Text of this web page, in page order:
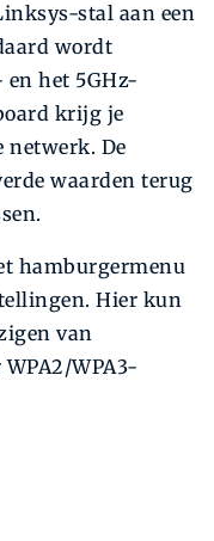
stal aan een
wordt
en het 5GHz-
krijg je
netwerk. De
waarden terug
hamburgermenu
Hier kun
van
WPA3-